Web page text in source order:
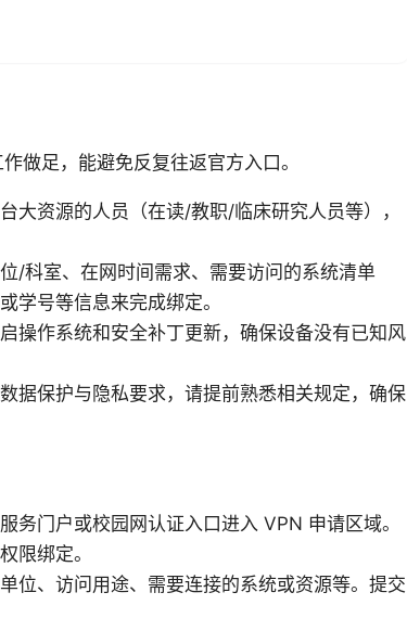
做足，能避免反复往返官方入口。
大资源的人员（在读/教职/临床研究人员等），
/科室、在网时间需求、需要访问的系统清单
学号等信息来完成绑定。
操作系统和安全补丁更新，确保设备没有已知风
据保护与隐私要求，请提前熟悉相关规定，确保
务门户或校园网认证入口进入 VPN 申请区域。
限绑定。
位、访问用途、需要连接的系统或资源等。提交